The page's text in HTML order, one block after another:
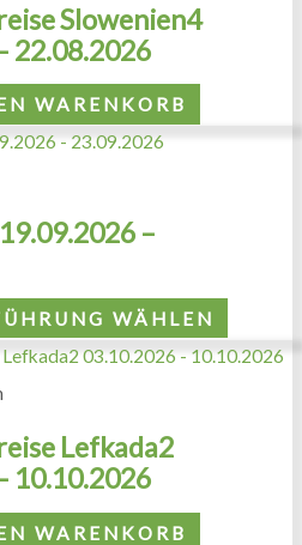
Slowenien4
22.08.2026
WARENKORB
–
WÄHLEN
Lefkada2
10.10.2026
WARENKORB